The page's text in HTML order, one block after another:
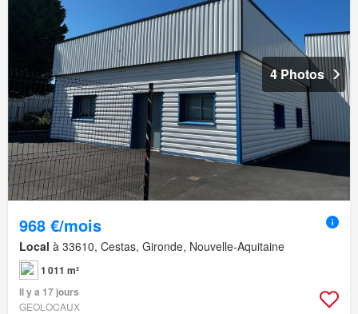
4 Photos
968 €/mois
Local à 33610, Cestas, Gironde, Nouvelle-Aquitaine
1 011 m²
Il y a 17 jours
GEOLOCAUX